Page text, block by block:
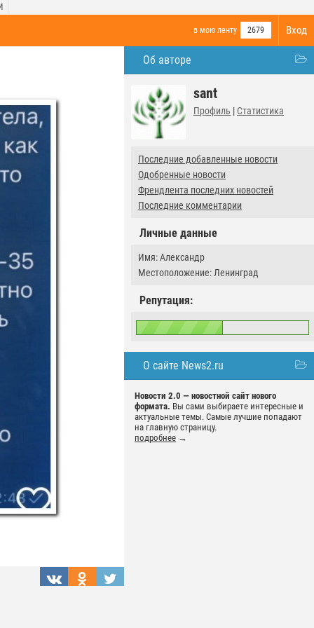
Вход
в мою ленту 2679
Об авторе
sant
Профиль | Статистика
Последние добавленные новости
Одобренные новости
Френдлента последних новостей
Последние комментарии
Личные данные
Имя: Александр
Местоположение: Ленинград
Репутация:
О сайте News2.ru
Новости 2.0 — новостной сайт нового
формата. Вы сами выбираете интересные и
актуальные темы. Самые лучшие попадают
на главную страницу.
подробнее →